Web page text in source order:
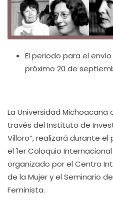
El periodo para el
próximo 20 de
La Universidad Michoacana
través del Instituto de
Villoro”, realizará durante
el 1er Coloquio
organizado por el Centro
de la Mujer y el Seminario
Feminista.